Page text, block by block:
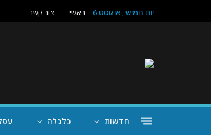
יום חמישי, אוגוסט 6 ראשי צור קשר
חדשות כלכלה